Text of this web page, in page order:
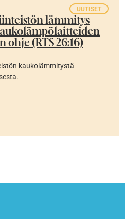
UUTISET
lämmitys
(RTS 26:16)
kaukolämmitystä